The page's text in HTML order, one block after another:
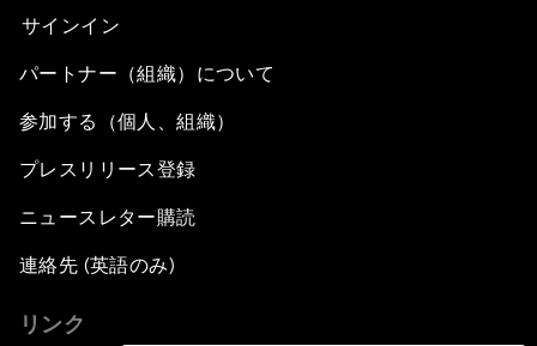
サインイン
パートナー（組織）について
参加する（個人、組織）
プレスリリース登録
ニュースレター購読
連絡先 (英語のみ)
リンク